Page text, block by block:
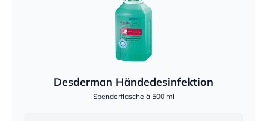
Desderman Händedesinfektion
Spenderflasche à 500 ml